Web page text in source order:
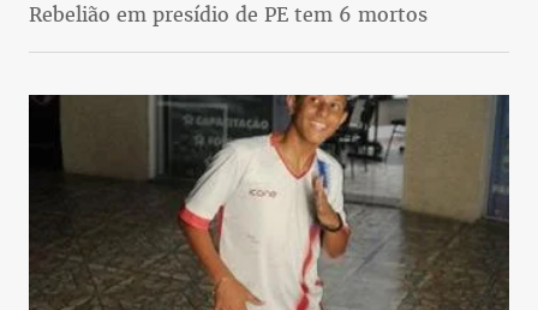
Rebelião em presídio de PE tem 6 mortos